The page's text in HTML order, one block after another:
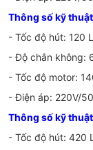
Thông số kỹ
- Tốc độ hút: 120
- Độ chân không:
- Tốc độ motor:
- Điện áp: 220V/
Thông số kỹ
- Tốc độ hút: 420